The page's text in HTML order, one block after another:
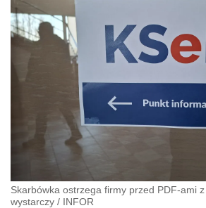
Skarbówka ostrzega firmy przed PDF-ami
wystarczy / INFOR